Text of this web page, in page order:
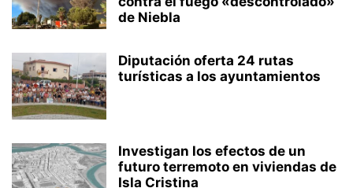
de Niebla
Diputación oferta 24 rutas
turísticas a los ayuntamientos
Investigan los efectos de un
futuro terremoto en viviendas de
Isla Cristina